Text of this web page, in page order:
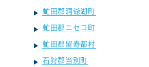
虻田郡洞爺湖町
虻田郡ニセコ町
虻田郡留寿都村
石狩郡当別町